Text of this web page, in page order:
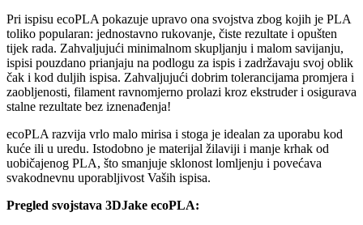
Pri ispisu ecoPLA pokazuje upravo ona svojstva zbog kojih je PLA
toliko popularan: jednostavno rukovanje, čiste rezultate i opušten
tijek rada. Zahvaljujući minimalnom skupljanju i malom savijanju,
ispisi pouzdano prianjaju na podlogu za ispis i zadržavaju svoj oblik
čak i kod duljih ispisa. Zahvaljujući dobrim tolerancijama promjera i
zaobljenosti, filament ravnomjerno prolazi kroz ekstruder i osigurava
stalne rezultate bez iznenađenja!
ecoPLA razvija vrlo malo mirisa i stoga je idealan za uporabu kod
kuće ili u uredu. Istodobno je materijal žilaviji i manje krhak od
uobičajenog PLA, što smanjuje sklonost lomljenju i povećava
svakodnevnu uporabljivost Vaših ispisa.
Pregled svojstava 3DJake ecoPLA: